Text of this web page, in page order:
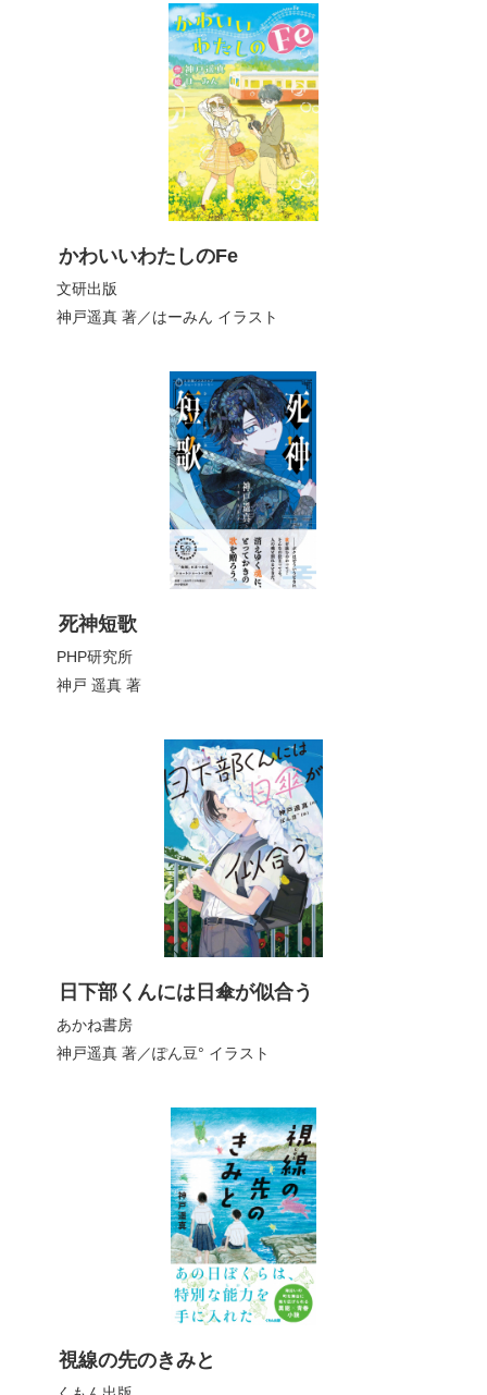
かわいいわたしのFe
文研出版
神戸遥真著／はーみん イラスト
死神短歌
PHP研究所
神戸 遥真著
日下部くんには日傘が似合う
あかね書房
神戸遥真著／ぽん豆° イラスト
視線の先のきみと